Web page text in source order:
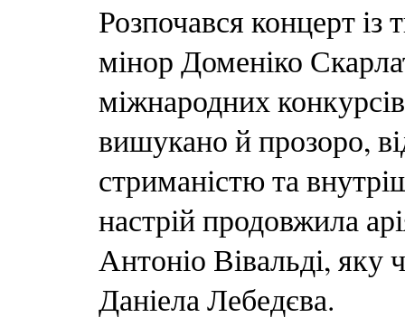
Розпочався концерт із
мінор Доменіко
міжнародних
вишукано й прозоро,
стриманістю та
настрій продовжила
Антоніо Вівальді, яку
Даніела Лебедєва.